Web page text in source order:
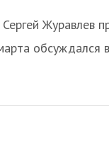
Журавлев
обсуждался